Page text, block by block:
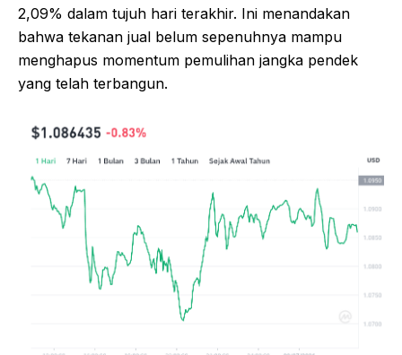
2,09% dalam tujuh hari terakhir. Ini menandakan
bahwa tekanan jual belum sepenuhnya mampu
menghapus momentum pemulihan jangka pendek
yang telah terbangun.